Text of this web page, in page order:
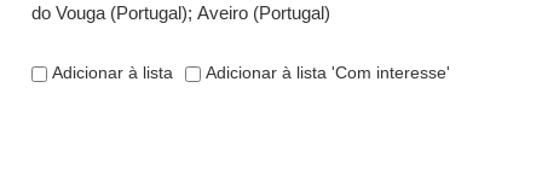
do Vouga (Portugal);Aveiro (Portugal)
Adicionar à lista Adicionar à lista 'Com interesse'